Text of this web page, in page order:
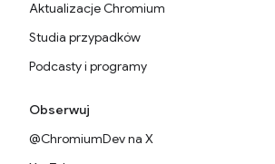
Aktualizacje Chromium
Studia przypadków
Podcasty i programy
Obserwuj
@ChromiumDev na X